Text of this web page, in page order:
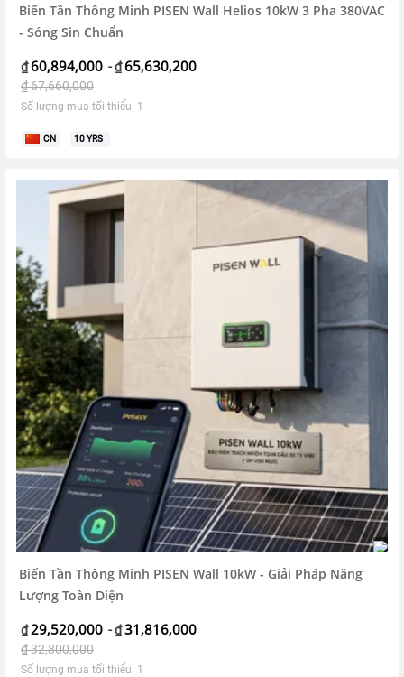
Biến Tần Thông Minh PISEN Wall Helios 10kW 3 Pha 380VAC
- Sóng Sin Chuẩn
₫60,894,000 -₫65,630,200
₫67,660,000
Số lượng mua tối thiểu: 1
CN 10YRS
Biến Tần Thông Minh PISEN Wall 10kW - Giải Pháp Năng
Lượng Toàn Diện
₫29,520,000 -₫31,816,000
₫32,800,000
Số lượng mua tối thiểu: 1